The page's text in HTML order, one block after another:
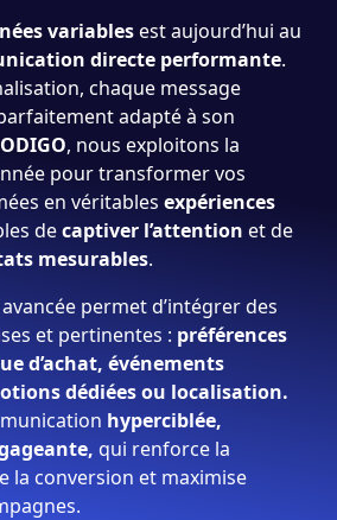
variablesest aujourd’hui au
directe performante.
chaque message
adapté à son
ODIGO, nous exploitons la
pour transformer vos
en véritables expériences
decaptiver l’attention et de
mesurables.
permet d’intégrer des
et pertinentes : préférences
d’achat, événements
dédiées ou localisation.
hyperciblée,
qui renforce la
la conversion et maximise